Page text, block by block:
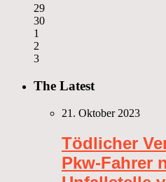
29
30
1
2
3
The Latest
21. Oktober 2023
Tödlicher
Pkw-Fahrer